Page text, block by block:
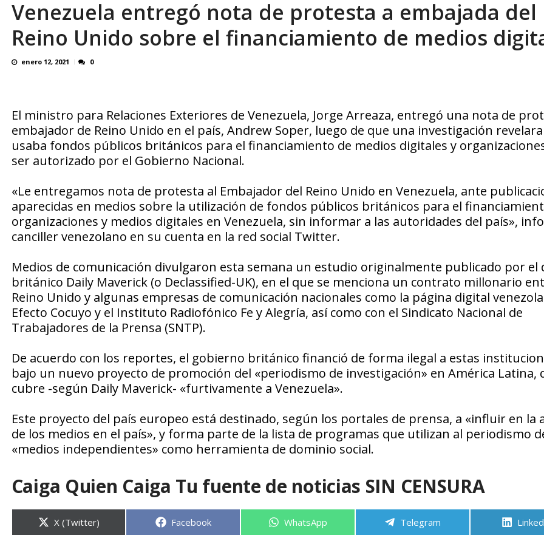
OVP denunció 15 años de violación sistemática de derechos humanos en el Minister... AGOSTO 6, 2026
Venezuela entregó nota de protesta a embajada del
Reino Unido sobre el financiamiento de medios
enero 12, 2021 0
El ministro para Relaciones Exteriores de Venezuela, Jorge Arreaza, entregó una nota de
embajador de Reino Unido en el país, Andrew Soper, luego de que una investigación
usaba fondos públicos británicos para el financiamiento de medios digitales y
ser autorizado por el Gobierno Nacional.
«Le entregamos nota de protesta al Embajador del Reino Unido en Venezuela, ante
aparecidas en medios sobre la utilización de fondos públicos británicos para el
organizaciones y medios digitales en Venezuela, sin informar a las autoridades del país»,
canciller venezolano en su cuenta en la red social Twitter.
Medios de comunicación divulgaron esta semana un estudio originalmente publicado por el
británico Daily Maverick (o Declassified-UK), en el que se menciona un contrato millonario
Reino Unido y algunas empresas de comunicación nacionales como la página digital
Efecto Cocuyo y el Instituto Radiofónico Fe y Alegría, así como con el Sindicato Nacional de
Trabajadores de la Prensa (SNTP).
De acuerdo con los reportes, el gobierno británico financió de forma ilegal a estas
bajo un nuevo proyecto de promoción del «periodismo de investigación» en América Latina,
cubre -según Daily Maverick- «furtivamente a Venezuela».
Este proyecto del país europeo está destinado, según los portales de prensa, a «influir en la
de los medios en el país», y forma parte de la lista de programas que utilizan al periodismo
«medios independientes» como herramienta de dominio social.
Caiga Quien Caiga Tu fuente de noticias SIN CENSURA
Compartir
en
X (Twitter) Compartir
Facebook Compartir
WhatsApp Compartir
Telegram